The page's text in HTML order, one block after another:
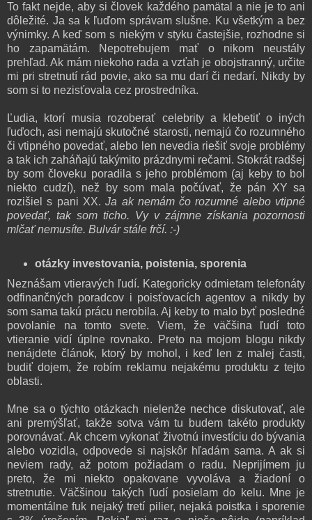
To fakt nejde, aby si človek každého pamätal a nie je to ani
dôležité. Ja sa k ľuďom správam slušne. Ku všetkým a bez
výnimky. A keď som s niekým v styku častejšie, rozhodne si
ho zapamätám. Nepotrebujem mať o nikom neustály
prehľad. Ak mám niekoho rada a vzťah je obojstranný, určite
mi pri stretnutí rád povie, ako sa mu darí či nedarí. Nikdy by
som si to nezisťovala cez prostredníka.
Ľudia, ktorí musia rozoberať celebrity a klebetiť o iných
ľuďoch, asi nemajú skutočné starosti, nemajú čo rozumného
či vtipného povedať, alebo len nevedia riešiť svoje problémy
a tak ich zaháňajú takýmito prázdnymi rečami. Stokrát radšej
by som človeku poradila s jeho problémom (aj keby to bol
niekto cudzí), než by som mala počúvať, že pán XY sa
rozišiel s pani XX.Ja ak nemám čo rozumné alebo vtipné
povedať, tak som ticho. Vy v zájmne získania pozornosti
mlčať nemusíte. Bulvár stále frčí. :-)
otázky investovania, poistenia, sporenia
Neznášam vtieravých ľudí. Kategoricky odmietam telefonáty
odfinančných poradcov i poisťovacích agentov a nikdy by
som sama takú prácu nerobila. Aj keby to malo byť posledné
povolanie na tomto svete. Viem, že väčšina ľudí toto
vtieranie vidí úplne rovnako. Preto na mojom blogu nikdy
nenájdete článok, ktorý by mohol, i keď len z malej časti,
budiť dojem, že robím reklamu nejakému produktu z tejto
oblasti.
Mne sa o týchto otázkach nielenže nechce diskutovať, ale
ani premýšľať, takže sotva vám tu budem takéto produkty
porovnávať. Ak chcem vykonať životnú investíciu do bývania
alebo vozidla, odpovede si najskôr hľadám sama. A ak si
neviem rady, až potom požiadam o radu. Neprijímem ju
preto, že mi niekto opakovane vyvoláva a žiadoní o
stretnutie. Väčšinou takých ľudí posielam do kelu. Mne je
momentálne fuk nejaký tretí pilier, nejaká poistka i sporenie